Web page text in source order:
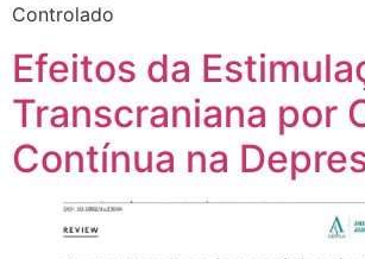
Controlado
Efeitos da
Transcraniana por
Contínua na